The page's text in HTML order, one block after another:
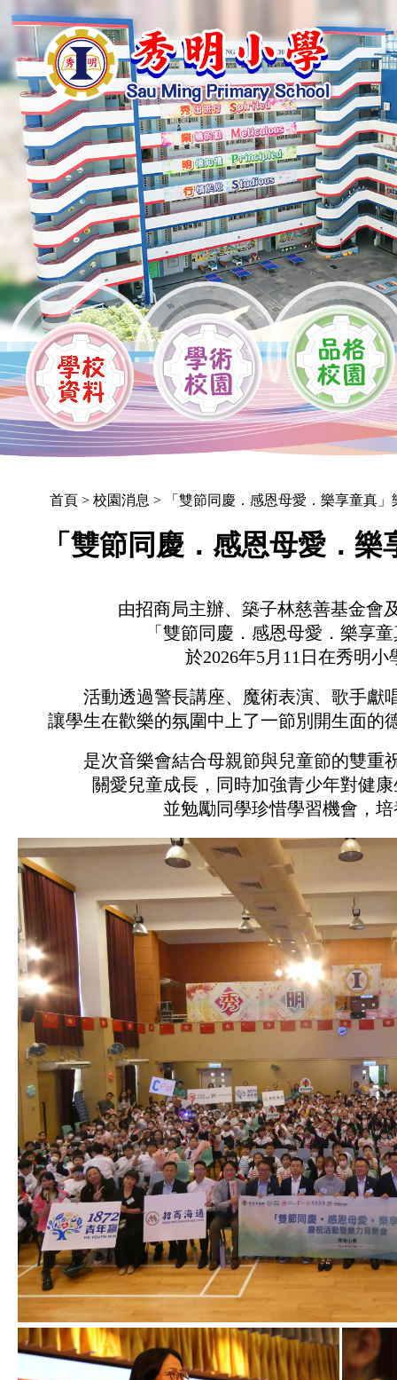
首頁> 校園消息 > 「雙節同慶．感恩母愛．樂享童真」
「雙節同慶．感恩母愛．
由招商局主辦、築子林慈善基金會
「雙節同慶．感恩母愛．樂享
於2026年5月11日在秀明
活動透過警長講座、魔術表演、歌手獻
讓學生在歡樂的氛圍中上了一節別開生面的
是次音樂會結合母親節與兒童節的雙重
關愛兒童成長，同時加強青少年對健
並勉勵同學珍惜學習機會，